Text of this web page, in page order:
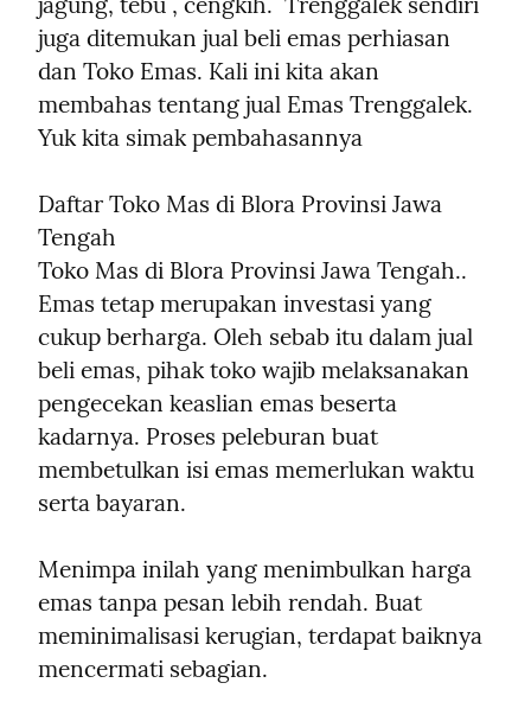
juga ditemukan jual beli emas perhiasan
dan Toko Emas. Kali ini kita akan
membahas tentang jual Emas Trenggalek.
Yuk kita simak pembahasannya
Daftar Toko Mas di Blora Provinsi Jawa
Tengah
Toko Mas di Blora Provinsi Jawa Tengah..
Emas tetap merupakan investasi yang
cukup berharga. Oleh sebab itu dalam jual
beli emas, pihak toko wajib melaksanakan
pengecekan keaslian emas beserta
kadarnya. Proses peleburan buat
membetulkan isi emas memerlukan waktu
serta bayaran.
Menimpa inilah yang menimbulkan harga
emas tanpa pesan lebih rendah. Buat
meminimalisasi kerugian, terdapat baiknya
mencermati sebagian.